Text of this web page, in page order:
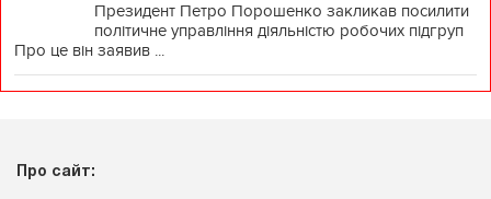
Президент Петро Порошенко закликав посилити
політичне управління діяльністю робочих підгруп
Про це він заявив ...
Про сайт: